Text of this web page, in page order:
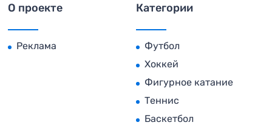
О проекте
Реклама
Категории
Футбол
Хоккей
Фигурное катание
Теннис
Баскетбол